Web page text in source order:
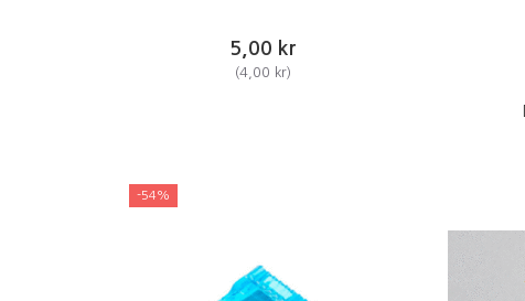
5,00 kr
(4,00 kr)
-54%